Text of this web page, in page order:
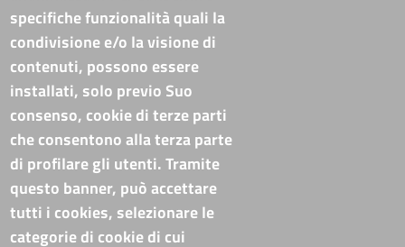
Tel. Sede Legale: 0971/412111
Tel. Sede Secondaria: 0835/338411
C.F./P.IVA: 02019590765
Codi. univoco ufficio fatt. elettronica: T94M75
cameradicommercio@pec.basilicata.camcom.it
Pubblicità e trasparenza
Amministrazione Trasparente
Albo online
Bandi di concorso
specifiche funzionalità quali la
condivisione e/o la visione di
contenuti, possono essere
installati, solo previo Suo
consenso, cookie di terze parti
che consentono alla terza parte
di profilare gli utenti. Tramite
questo banner, può accettare
tutti i cookies, selezionare le
categorie di cookie di cui